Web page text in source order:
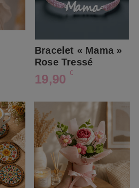
Bracelet « Mama »
Rose Tressé
19,90 €